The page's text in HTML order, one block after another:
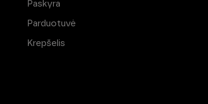
Paskyra
Parduotuvė
Krepšelis